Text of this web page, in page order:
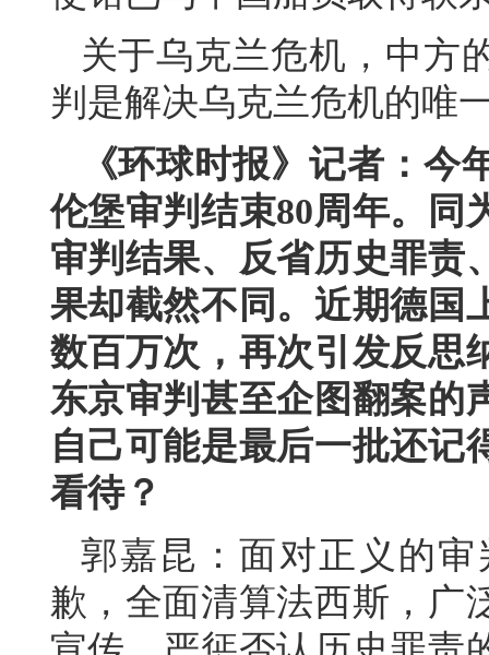
关于乌克兰危机，中方
判是解决乌克兰危机的唯
《环球时报》记者：今
伦堡审判结束80周年。同
审判结果、反省历史罪责
果却截然不同。近期德国
数百万次，再次引发反思
东京审判甚至企图翻案的
自己可能是最后一批还记
看待？
郭嘉昆：面对正义的
歉，全面清算法西斯，广